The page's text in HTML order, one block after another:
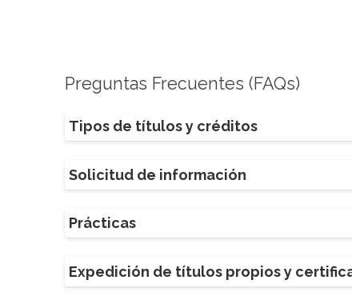
Preguntas Frecuentes (FAQs)
Tipos de títulos y créditos
Solicitud de información
Prácticas
Expedición de títulos propios y